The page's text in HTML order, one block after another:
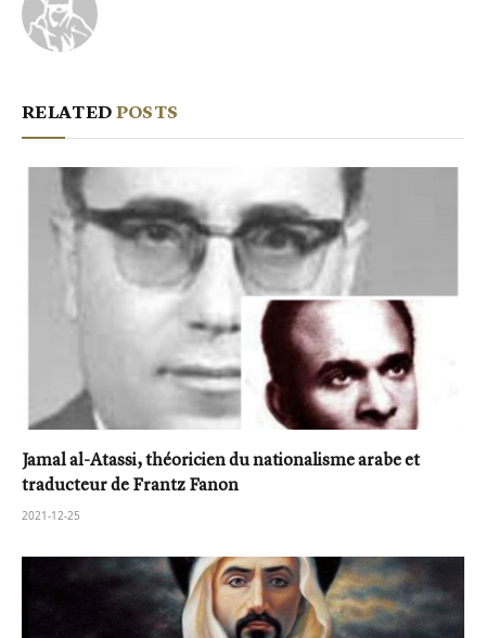
RELATEDPOSTS
Jamal al-Atassi, théoricien du nationalisme arabe et
traducteur de Frantz Fanon
2021-12-25